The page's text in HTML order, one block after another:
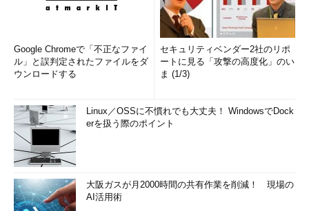
Google Chromeで「不正なファイ
ル」と誤判定されたファイルをダ
ウンロードする
セキュリティベンダー2社のリポ
ートに見る「攻撃の高度化」のい
ま (1/3)
Linux／OSSに不慣れでも大丈夫！ WindowsでDock
erを扱う際のポイント
大阪ガスが月2000時間の共有作業を削減！ 現場の
AI活用術